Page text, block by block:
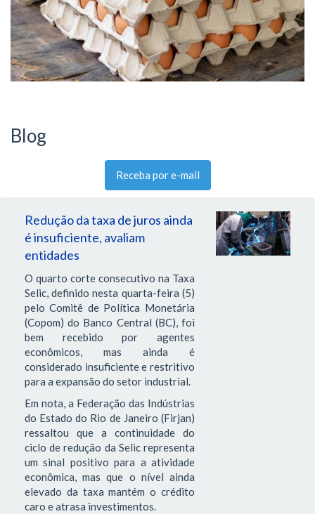
Blog
Receba por e-mail
Redução da taxa de juros ainda
é insuficiente, avaliam
entidades
O quarto corte consecutivo na Taxa
Selic, definido nesta quarta-feira (5)
pelo Comitê de Política Monetária
(Copom) do Banco Central (BC), foi
bem recebido por agentes
econômicos, mas ainda é
considerado insuficiente e restritivo
para a expansão do setor industrial.
Em nota, a Federação das Indústrias
do Estado do Rio de Janeiro (Firjan)
ressaltou que a continuidade do
ciclo de redução da Selic representa
um sinal positivo para a atividade
econômica, mas que o nível ainda
elevado da taxa mantém o crédito
caro e atrasa investimentos.